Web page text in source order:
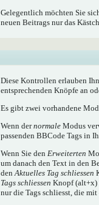
Gelegentlich möchten Sie
neuen Beitrags nur das
Diese Kontrollen erlauben
entsprechenden Knöpfe an
Es gibt zwei vorhandene
Wenn dernormale Modus
passenden BBCode Tags in
Wenn Sie den Erweiterten
um danach den Text in den
denAktuelles Tag schliessen
Tags schliessen Knopf (alt+x)
nur die Tags schliesst, die